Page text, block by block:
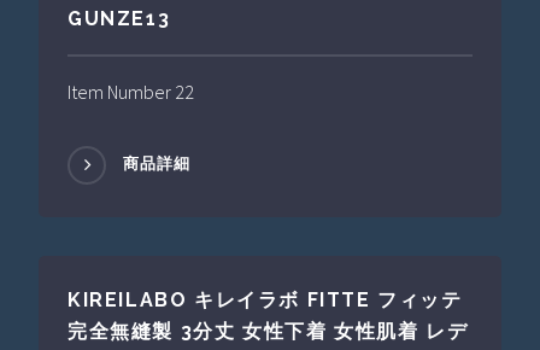
GUNZE13
Item Number 22
商品詳細
KIREILABO キレイラボ FITTE フィッテ
完全無縫製 3分丈 女性下着 女性肌着 レデ